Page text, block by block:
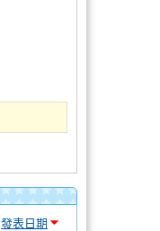
發表日期